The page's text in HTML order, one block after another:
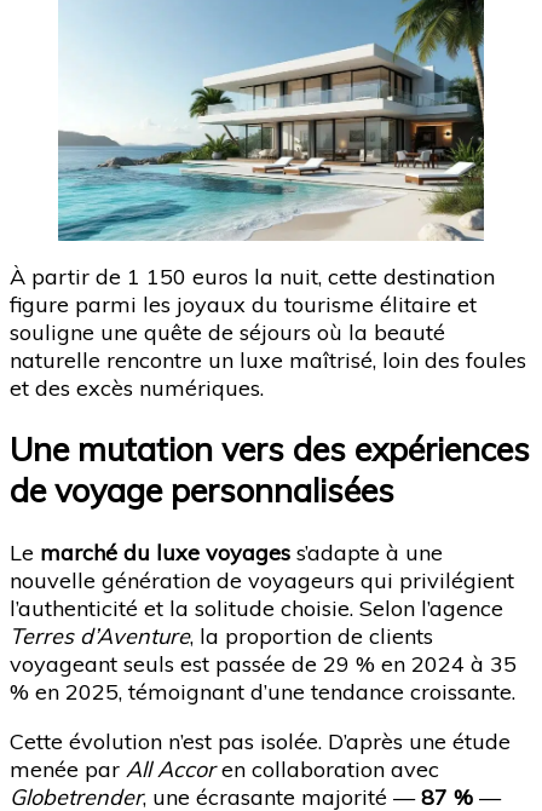
À partir de 1 150 euros la nuit, cette destination
figure parmi les joyaux du tourisme élitaire et
souligne une quête de séjours où la beauté
naturelle rencontre un luxe maîtrisé, loin des foules
et des excès numériques.
Une mutation vers des expériences
de voyage personnalisées
Le marché du luxe voyages s’adapte à une
nouvelle génération de voyageurs qui privilégient
l’authenticité et la solitude choisie. Selon l’agence
Terres d’Aventure, la proportion de clients
voyageant seuls est passée de 29 % en 2024 à 35
% en 2025, témoignant d’une tendance croissante.
Cette évolution n’est pas isolée. D’après une étude
menée par All Accoren collaboration avec
Globetrender, une écrasante majorité —87 % —